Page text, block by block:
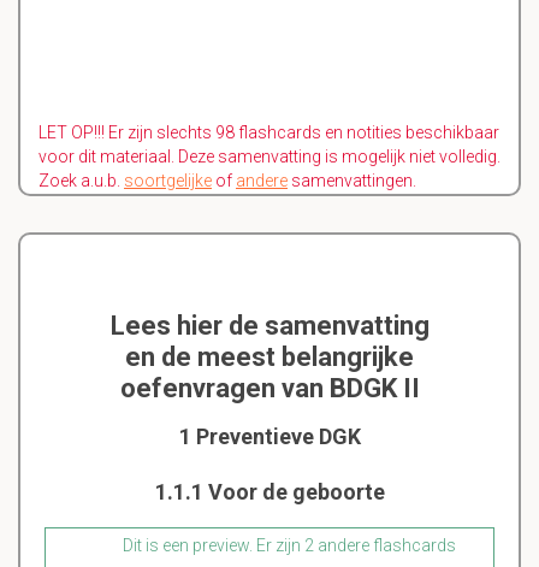
LET OP!!! Er zijn slechts 98 flashcards en notities beschikbaar
voor dit materiaal. Deze samenvatting is mogelijk niet volledig.
Zoek a.u.b. soortgelijke of andere samenvattingen.
Lees hier de samenvatting
en de meest belangrijke
oefenvragen van BDGK II
1 Preventieve DGK
1.1.1 Voor de geboorte
Dit is een preview. Er zijn 2 andere flashcards